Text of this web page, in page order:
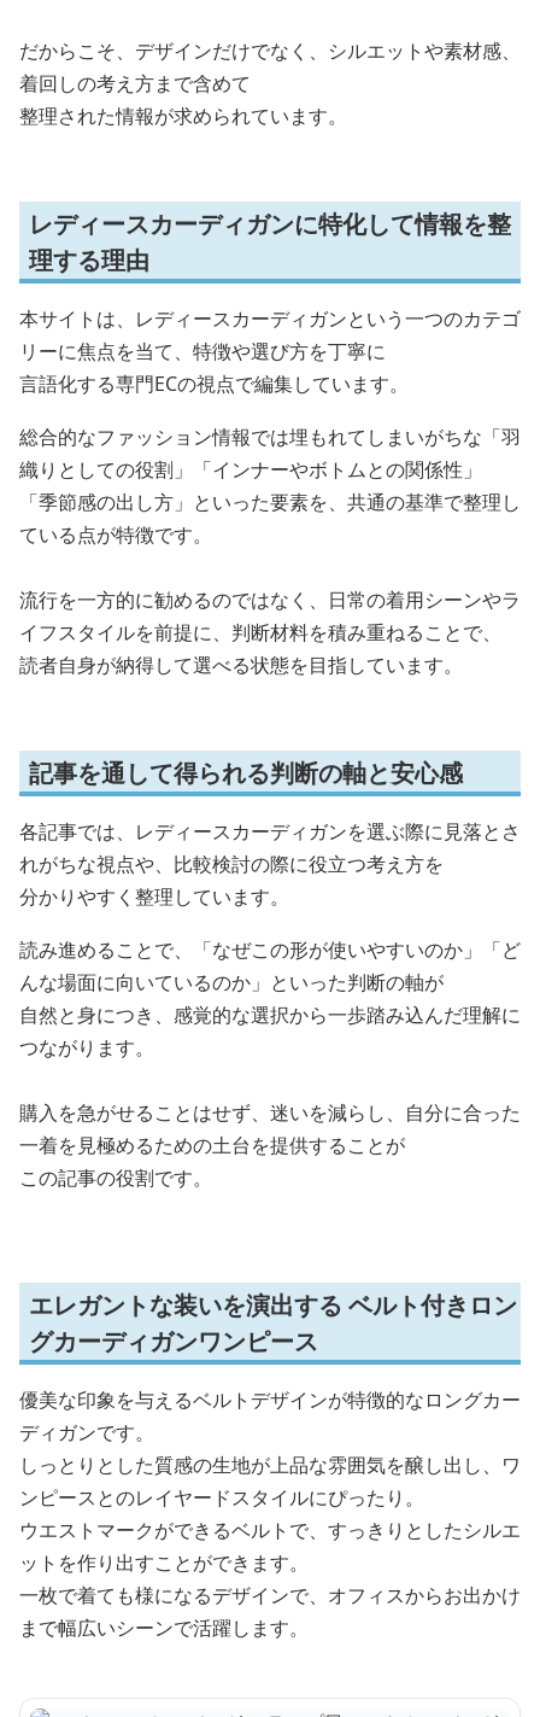
だからこそ、デザインだけでなく、シルエットや素材感、
着回しの考え方まで含めて
整理された情報が求められています。
レディースカーディガンに特化して情報を整
理する理由
本サイトは、レディースカーディガンという一つのカテゴ
リーに焦点を当て、特徴や選び方を丁寧に
言語化する専門ECの視点で編集しています。
総合的なファッション情報では埋もれてしまいがちな「羽
織りとしての役割」「インナーやボトムとの関係性」
「季節感の出し方」といった要素を、共通の基準で整理し
ている点が特徴です。
流行を一方的に勧めるのではなく、日常の着用シーンやラ
イフスタイルを前提に、判断材料を積み重ねることで、
読者自身が納得して選べる状態を目指しています。
記事を通して得られる判断の軸と安心感
各記事では、レディースカーディガンを選ぶ際に見落とさ
れがちな視点や、比較検討の際に役立つ考え方を
分かりやすく整理しています。
読み進めることで、「なぜこの形が使いやすいのか」「ど
んな場面に向いているのか」といった判断の軸が
自然と身につき、感覚的な選択から一歩踏み込んだ理解に
つながります。
購入を急がせることはせず、迷いを減らし、自分に合った
一着を見極めるための土台を提供することが
この記事の役割です。
エレガントな装いを演出する ベルト付きロン
グカーディガンワンピース
優美な印象を与えるベルトデザインが特徴的なロングカー
ディガンです。
しっとりとした質感の生地が上品な雰囲気を醸し出し、ワ
ンピースとのレイヤードスタイルにぴったり。
ウエストマークができるベルトで、すっきりとしたシルエ
ットを作り出すことができます。
一枚で着ても様になるデザインで、オフィスからお出かけ
まで幅広いシーンで活躍します。